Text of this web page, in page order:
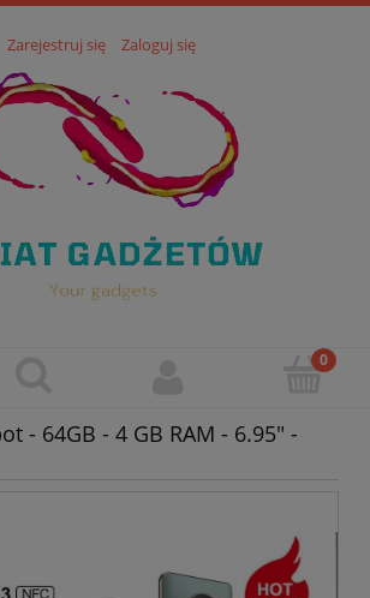
Zarejestruj się Zaloguj się
- 64GB - 4 GB RAM - 6.95" -